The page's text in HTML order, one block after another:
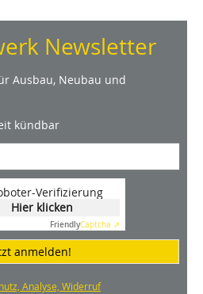
Newsletter
Ausbau, Neubau und
kündbar
Verifizierung
Hier klicken
FriendlyCaptcha ⇗
anmelden!
Analyse, Widerruf